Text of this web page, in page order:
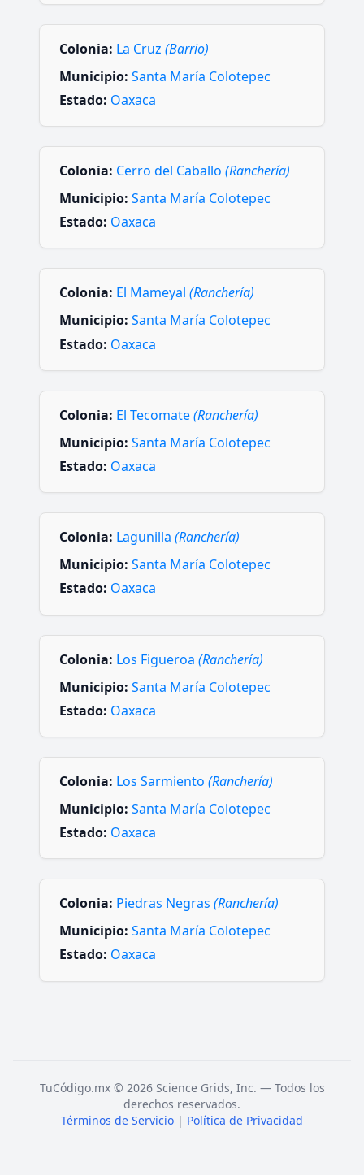
Colonia: La Cruz (Barrio)
Municipio: Santa María Colotepec
Estado: Oaxaca
Colonia: Cerro del Caballo (Ranchería)
Municipio: Santa María Colotepec
Estado: Oaxaca
Colonia: El Mameyal (Ranchería)
Municipio: Santa María Colotepec
Estado: Oaxaca
Colonia: El Tecomate(Ranchería)
Municipio: Santa María Colotepec
Estado: Oaxaca
Colonia: Lagunilla (Ranchería)
Municipio: Santa María Colotepec
Estado: Oaxaca
Colonia: Los Figueroa (Ranchería)
Municipio: Santa María Colotepec
Estado: Oaxaca
Colonia: Los Sarmiento (Ranchería)
Municipio: Santa María Colotepec
Estado: Oaxaca
Colonia: Piedras Negras (Ranchería)
Municipio: Santa María Colotepec
Estado: Oaxaca
TuCódigo.mx © 2026 Science Grids, Inc. — Todos los
derechos reservados.
Términos de Servicio | Política de Privacidad